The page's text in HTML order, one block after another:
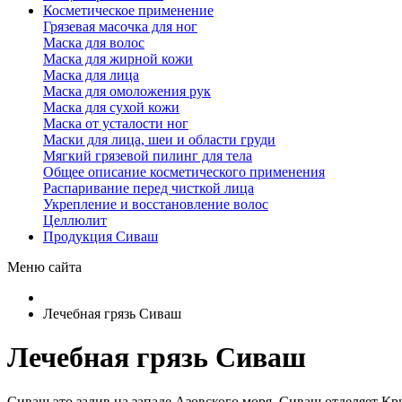
Косметическое применение
Грязевая масочка для ног
Маска для волос
Маска для жирной кожи
Маска для лица
Маска для омоложения рук
Маска для сухой кожи
Маска от усталости ног
Маски для лица, шеи и области груди
Мягкий грязевой пилинг для тела
Общее описание косметического применения
Распаривание перед чисткой лица
Укрепление и восстановление волос
Целлюлит
Продукция Сиваш
Меню сайта
Лечебная грязь Сиваш
Лечебная грязь Сиваш